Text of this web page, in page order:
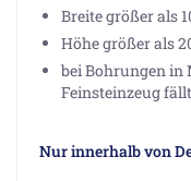
Breite größer als
Höhe größer als
bei Bohrungen in
Feinsteinzeug
Nur innerhalb von